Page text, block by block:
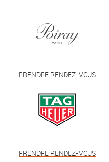
PRENDRE RENDEZ-VOUS
PRENDRE RENDEZ-VOUS